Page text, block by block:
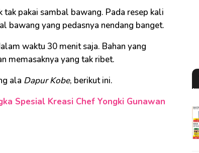
pakai sambal bawang. Pada resep kali
bawang yang pedasnya nendang banget.
waktu 30 menit saja. Bahan yang
memasaknya yang tak ribet.
ala Dapur Kobe, berikut ini.
Spesial Kreasi Chef Yongki Gunawan